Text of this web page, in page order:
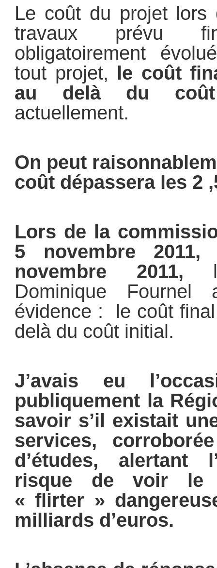
Le coût du projet lors
travaux prévu
obligatoirement
tout projet, le coût
au delà du
actuellement.
On peut
coût dépassera les 2
Lors de la
5 novembre
novembre 2011,
Dominique Fournel
évidence : le coût
delà du coût initial.
J’avais eu
publiquement la
savoir s’il existait
services,
d’études, alertant
risque de voir le
« flirter »
milliards d’euros.